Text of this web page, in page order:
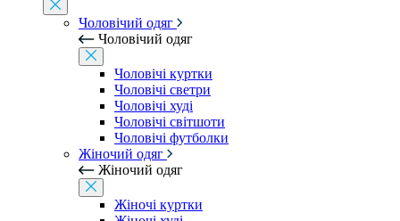
Чоловічий одяг
Чоловічий одяг
Чоловічі куртки
Чоловічі светри
Чоловічі худі
Чоловічі світшоти
Чоловічі футболки
Жіночий одяг
Жіночий одяг
Жіночі куртки